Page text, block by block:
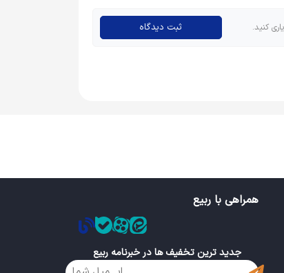
کنید. ثبت دیدگاه
همراهی با ربیع
جدید ترین تخفیف ها در خبرنامه ربیع